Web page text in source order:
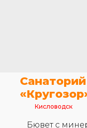
Санаторий
Кисловодск
Бювет с